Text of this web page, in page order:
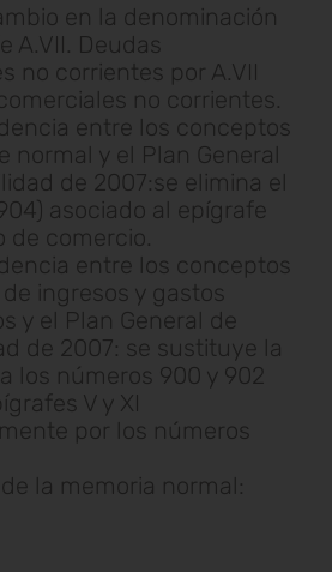
en la denominación
A.VII. Deudas
no corrientes por A.VII
no corrientes.
entre los conceptos
normal y el Plan General
de 2007:se elimina el
asociado al epígrafe
de comercio.
entre los conceptos
ingresos y gastos
y el Plan General de
de 2007: se sustituye la
los números 900 y 902
V y XI
por los números
la memoria normal: